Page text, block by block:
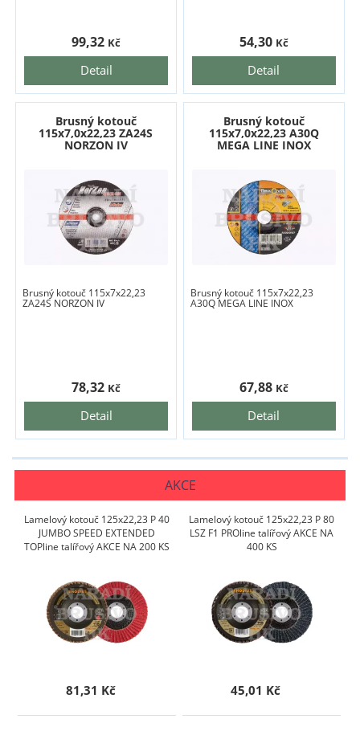
Detail
99,32 Kč
Detail
54,30 Kč
Brusný kotouč
115x7,0x22,23 ZA24S
NORZON IV
Brusný kotouč 115x7x22,23
ZA24S NORZON IV
Detail
78,32 Kč
Brusný kotouč
115x7,0x22,23 A30Q
MEGA LINE INOX
Brusný kotouč 115x7x22,23
A30Q MEGA LINE INOX
Detail
67,88 Kč
AKCE
Lamelový kotouč 125x22,23 P 40
JUMBO SPEED EXTENDED
TOPline talířový AKCE NA 200 KS
81,31 Kč
Lamelový kotouč 125x22,23 P 80
LSZ F1 PROline talířový AKCE NA
400 KS
45,01 Kč